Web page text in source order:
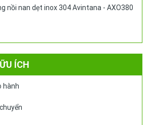
nồi nan dẹt inox 304 Avintana - AXO380
ÍCH
hành